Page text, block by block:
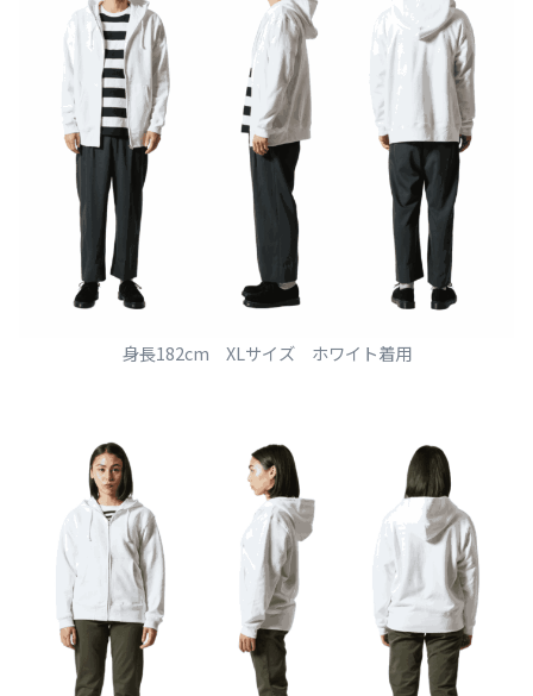
身長182cm XLサイズ ホワイト着用